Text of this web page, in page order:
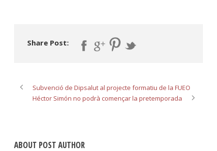
Share Post:
Subvenció de Dipsalut al projecte formatiu de la FUEO
Héctor Simón no podrà començar la pretemporada
ABOUT POST AUTHOR